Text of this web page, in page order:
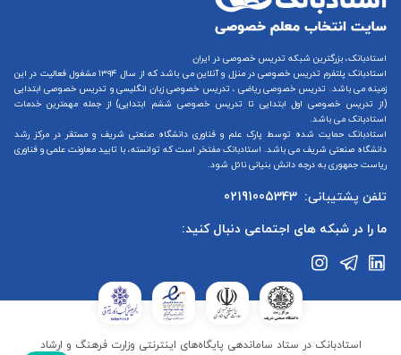
استادبانک، بزرگترین شبکه تدریس خصوصی در ایران
استادبانک پلتفرم تدریس خصوصی در منزل و آنلاین
می باشد که از سال ۱۳۹۴ مشغول فعالیت در این
زمینه می باشد. تدریس خصوصی ریاضی ، تدریس خصوصی زبان انگلیسیو تدریس خصوصی ابتدایی
(از تدریس خصوصی اول ابتدایی تا تدریس خصوصی ششم ابتدایی) از جمله مهمترین خدمات
استادبانک می باشد.
استادبانک حمایت شده توسط پارک علم و فناوری دانشگاه صنعتی شریف و مستقر در مرکز رشد
دانشگاه صنعتی شریف می باشد. استادبانک مفتخر است که توانسته، با تایید معاونت علمی و فناوری
ریاست جمهوری به درجه دانش بنیانی نائل شود.
تلفن پشتیبانی: 02191005343
ما را در شبکه های اجتماعی دنبال کنید:
استادبانک در ستاد ساماندهی پایگاه‌های اینترنتی وزارت فرهنگ و ارشاد